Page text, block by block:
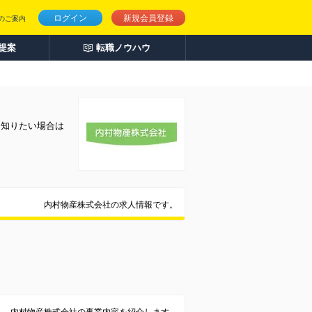
ログイン 新規会員登録
ご案内
案 転職ノウハウ
りたい場合は
内村物産株式会社の求人情報です。